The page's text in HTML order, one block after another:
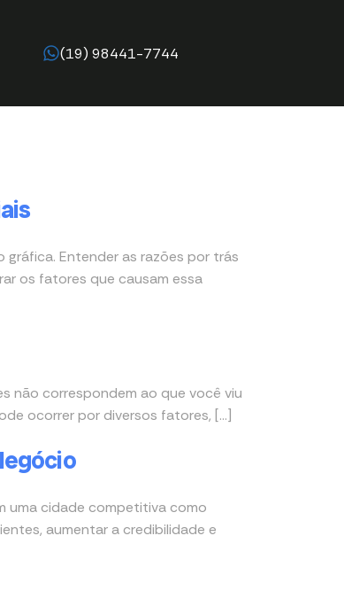
(19) 98441-7744
Entender as razões por trás
os fatores que causam essa
não correspondem ao que você viu
ocorrer por diversos fatores, […]
uma cidade competitiva como
aumentar a credibilidade e